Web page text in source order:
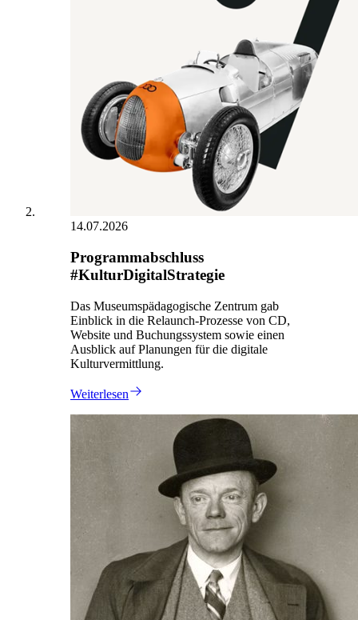
14.07.2026
Programmabschluss
#KulturDigitalStrategie
Das Museumspädagogische Zentrum gab
Einblick in die Relaunch-Prozesse von CD,
Website und Buchungssystem sowie einen
Ausblick auf Planungen für die digitale
Kulturvermittlung.
Weiterlesen